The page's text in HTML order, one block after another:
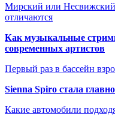
Мирский или Несвижский
отличаются
Как музыкальные
современных артистов
Первый раз в бассейн
Sienna Spiro стала
Какие автомобили